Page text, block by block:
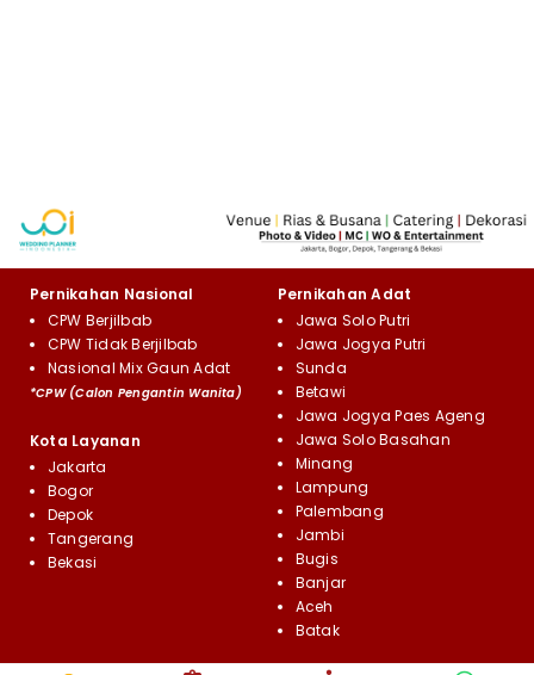
Pernikahan Nasional
CPW Berjilbab
CPW Tidak Berjilbab
Nasional Mix Gaun Adat
*CPW (Calon Pengantin Wanita)
Kota Layanan
Jakarta
Bogor
Depok
Tangerang
Bekasi
Pernikahan Adat
Jawa Solo Putri
Jawa Jogya Putri
Sunda
Betawi
Jawa Jogya Paes Ageng
Jawa Solo Basahan
Minang
Lampung
Palembang
Jambi
Bugis
Banjar
Aceh
Batak